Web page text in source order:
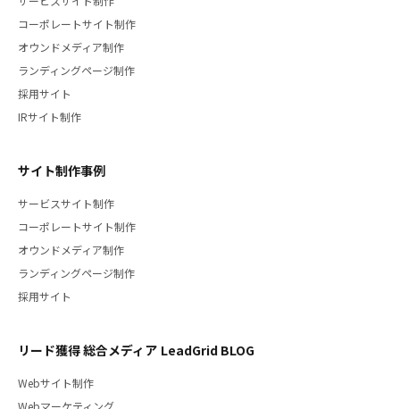
コーポレートサイト制作
オウンドメディア制作
ランディングページ制作
採用サイト
IRサイト制作
サイト制作事例
サービスサイト制作
コーポレートサイト制作
オウンドメディア制作
ランディングページ制作
採用サイト
リード獲得 総合メディア LeadGrid BLOG
Webサイト制作